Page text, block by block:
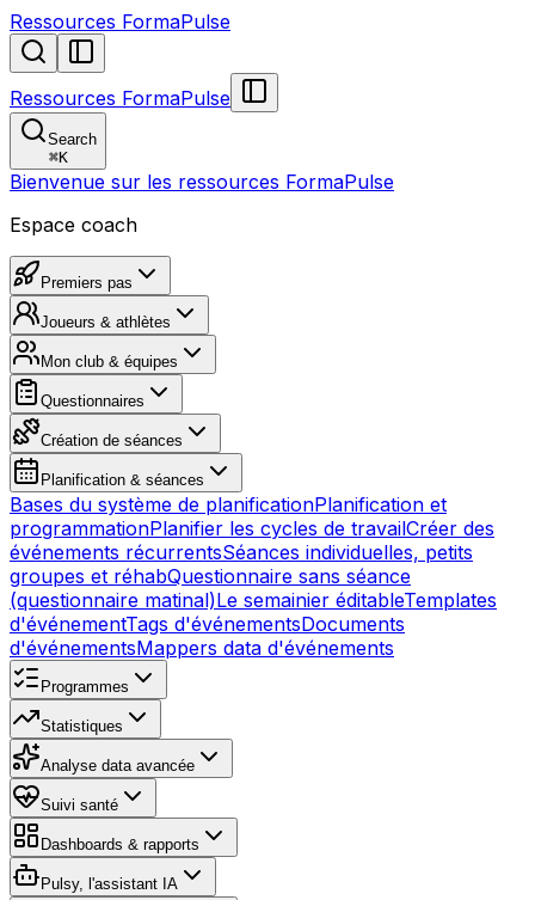
Ressources FormaPulse
Ressources FormaPulse
Search
⌘K
Bienvenue sur les ressources FormaPulse
Espace coach
Premiers pas
Joueurs & athlètes
Mon club & équipes
Questionnaires
Création de séances
Planification & séances
Bases du système de planificationPlanification et
programmationPlanifier les cycles de travailCréer des
événements récurrentsSéances individuelles, petits
groupes et réhabQuestionnaire sans séance
(questionnaire matinal)Le semainier éditableTemplates
d'événementTags d'événementsDocuments
d'événementsMappers data d'événements
Programmes
Statistiques
Analyse data avancée
Suivi santé
Dashboards & rapports
Pulsy, l'assistant IA